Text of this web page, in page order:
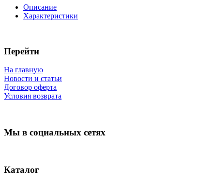
Описание
Характеристики
Перейти
На главную
Новости и статьи
Договор оферта
Условия возврата
Мы в социальных сетях
Каталог